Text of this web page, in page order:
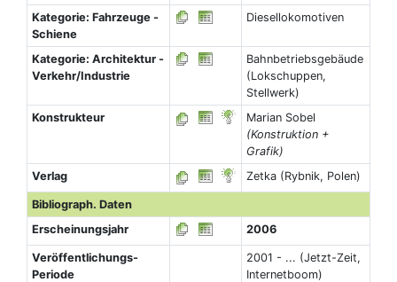
Kategorie: Fahrzeuge -
Schiene
Diesellokomotiven
Kategorie: Architektur -
Verkehr/Industrie
Bahnbetriebsgebäude
(Lokschuppen,
Stellwerk)
Konstrukteur
Marian Sobel
(Konstruktion +
Grafik)
Verlag
Zetka (Rybnik, Polen)
Bibliograph. Daten
Erscheinungsjahr
2006
Veröffentlichungs-
Periode
2001 - ... (Jetzt-Zeit,
Internetboom)